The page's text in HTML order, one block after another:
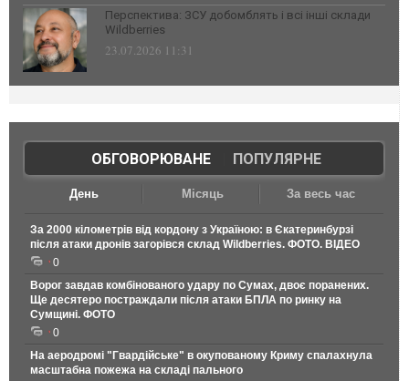
Перспектива: ЗСУ добомблять і всі інші склади
Wildberries
23.07.2026 11:31
ОБГОВОРЮВАНЕ| ПОПУЛЯРНЕ
День Місяць За весь час
За 2000 кілометрів від кордону з Україною: в Єкатеринбурзі
після атаки дронів загорівся склад Wildberries. ФОТО. ВІДЕО
0
Ворог завдав комбінованого удару по Сумах, двоє поранених.
Ще десятеро постраждали після атаки БПЛА по ринку на
Сумщині. ФОТО
0
На аеродромі "Гвардійське" в окупованому Криму спалахнула
масштабна пожежа на складі пального